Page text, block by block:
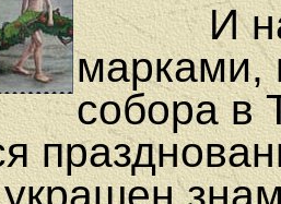
И
марками,
собора в